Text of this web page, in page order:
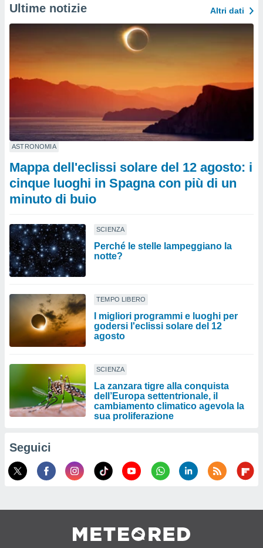
Ultime notizie Altri dati
ASTRONOMIA
Mappa dell'eclissi solare del 12 agosto: i
cinque luoghi in Spagna con più di un
minuto di buio
SCIENZA
Perché le stelle lampeggiano la
notte?
TEMPO LIBERO
I migliori programmi e luoghi per
godersi l'eclissi solare del 12
agosto
SCIENZA
La zanzara tigre alla conquista
dell’Europa settentrionale, il
cambiamento climatico agevola la
sua proliferazione
Seguici